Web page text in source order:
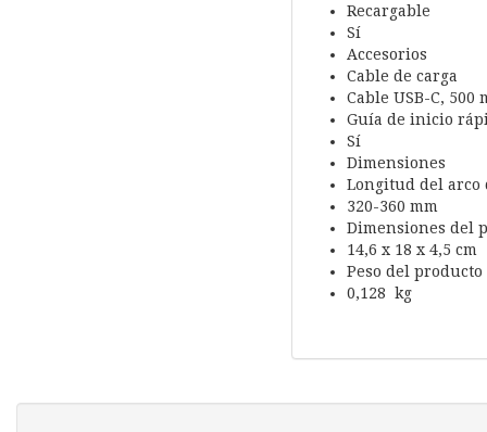
Recargable
Sí
Accesorios
Cable de carga
Cable USB-C, 500
Guía de inicio
Sí
Dimensiones
Longitud del arco
320-360 mm
Dimensiones del
14,6 x 18 x 4,5 cm
Peso del producto
0,128 kg